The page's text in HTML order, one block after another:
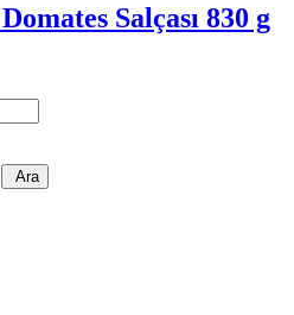
Salçası 830 g
Ara